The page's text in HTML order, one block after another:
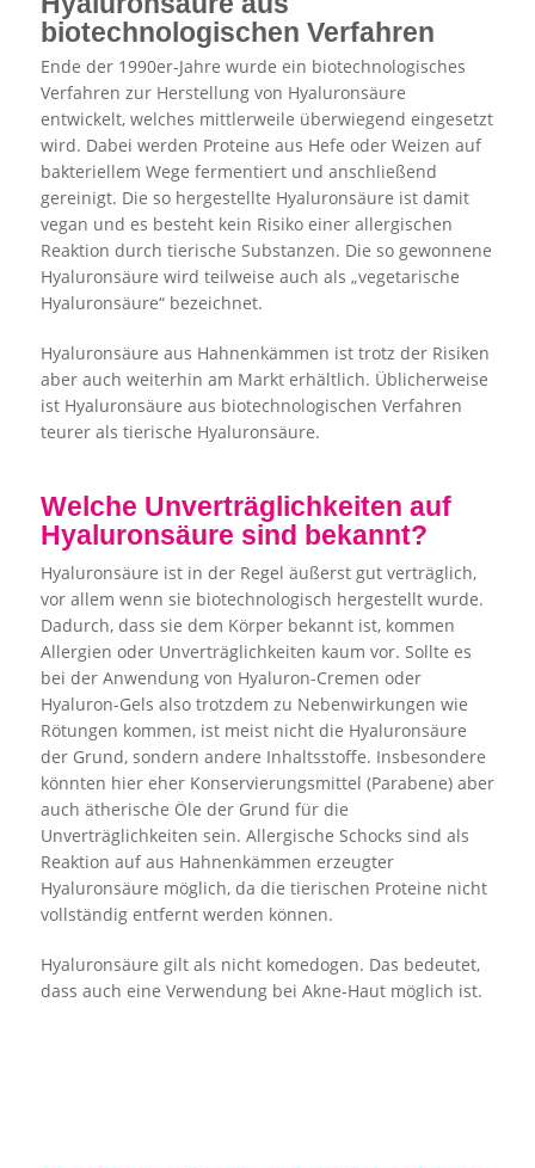
biotechnologischen Verfahren
Ende der 1990er-Jahre wurde ein biotechnologisches
Verfahren zur Herstellung von Hyaluronsäure
entwickelt, welches mittlerweile überwiegend eingesetzt
wird. Dabei werden Proteine aus Hefe oder Weizen auf
bakteriellem Wege fermentiert und anschließend
gereinigt. Die so hergestellte Hyaluronsäure ist damit
vegan und es besteht kein Risiko einer allergischen
Reaktion durch tierische Substanzen. Die so gewonnene
Hyaluronsäure wird teilweise auch als „vegetarische
Hyaluronsäure“ bezeichnet.
Hyaluronsäure aus Hahnenkämmen ist trotz der Risiken
aber auch weiterhin am Markt erhältlich. Üblicherweise
ist Hyaluronsäure aus biotechnologischen Verfahren
teurer als tierische Hyaluronsäure.
Welche Unverträglichkeiten auf
Hyaluronsäure sind bekannt?
Hyaluronsäure ist in der Regel äußerst gut verträglich,
vor allem wenn sie biotechnologisch hergestellt wurde.
Dadurch, dass sie dem Körper bekannt ist, kommen
Allergien oder Unverträglichkeiten kaum vor. Sollte es
bei der Anwendung von Hyaluron-Cremen oder
Hyaluron-Gels also trotzdem zu Nebenwirkungen wie
Rötungen kommen, ist meist nicht die Hyaluronsäure
der Grund, sondern andere Inhaltsstoffe. Insbesondere
könnten hier eher Konservierungsmittel (Parabene) aber
auch ätherische Öle der Grund für die
Unverträglichkeiten sein. Allergische Schocks sind als
Reaktion auf aus Hahnenkämmen erzeugter
Hyaluronsäure möglich, da die tierischen Proteine nicht
vollständig entfernt werden können.
Hyaluronsäure gilt als nicht komedogen. Das bedeutet,
dass auch eine Verwendung bei Akne-Haut möglich ist.